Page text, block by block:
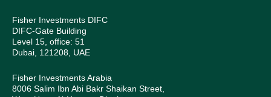
Fisher Investments DIFC
DIFC-Gate Building
Level 15, office: 51
Dubai, 121208, UAE
Fisher Investments Arabia
8006 Salim Ibn Abi Bakr Shaikan Street,